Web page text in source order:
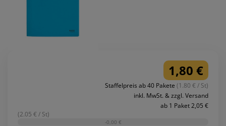
1,80 €
Staffelpreis ab 40 Pakete (1.80 € / St)
inkl. MwSt. & zzgl. Versand
ab 1 Paket 2,05 €
(2.05 € / St)
-0,00 €